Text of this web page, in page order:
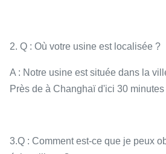
2. Q : Où votre usine est localisée ?
A : Notre usine est située dans la
Près de à Changhaï d'ici 30
3.Q : Comment est-ce que je peux